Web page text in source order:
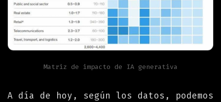
Matriz de impacto de IA generativa
A día de hoy, según los datos, podemos